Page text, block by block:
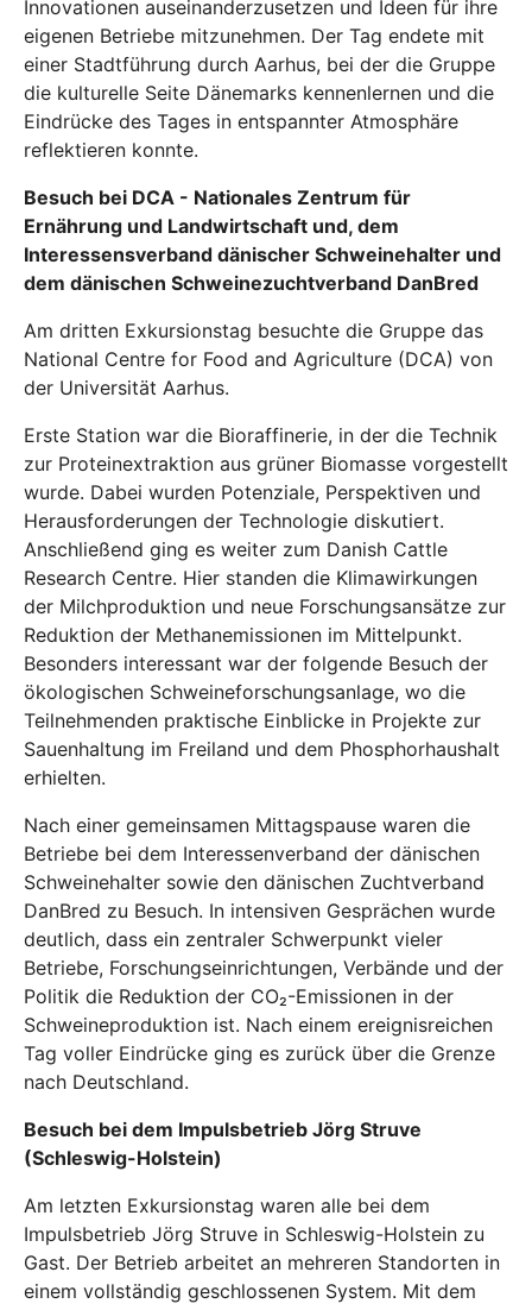
Innovationen auseinanderzusetzen und Ideen für ihre
eigenen Betriebe mitzunehmen. Der Tag endete mit
einer Stadtführung durch Aarhus, bei der die Gruppe
die kulturelle Seite Dänemarks kennenlernen und die
Eindrücke des Tages in entspannter Atmosphäre
reflektieren konnte.
Besuch bei DCA - Nationales Zentrum für
Ernährung und Landwirtschaft und, dem
Interessensverband dänischer Schweinehalter und
dem dänischen Schweinezuchtverband DanBred
Am dritten Exkursionstag besuchte die Gruppe das
National Centre for Food and Agriculture (DCA) von
der Universität Aarhus.
Erste Station war die Bioraffinerie, in der die Technik
zur Proteinextraktion aus grüner Biomasse vorgestellt
wurde. Dabei wurden Potenziale, Perspektiven und
Herausforderungen der Technologie diskutiert.
Anschließend ging es weiter zum Danish Cattle
Research Centre. Hier standen die Klimawirkungen
der Milchproduktion und neue Forschungsansätze zur
Reduktion der Methanemissionen im Mittelpunkt.
Besonders interessant war der folgende Besuch der
ökologischen Schweineforschungsanlage, wo die
Teilnehmenden praktische Einblicke in Projekte zur
Sauenhaltung im Freiland und dem Phosphorhaushalt
erhielten.
Nach einer gemeinsamen Mittagspause waren die
Betriebe bei dem Interessenverband der dänischen
Schweinehalter sowie den dänischen Zuchtverband
DanBred zu Besuch. In intensiven Gesprächen wurde
deutlich, dass ein zentraler Schwerpunkt vieler
Betriebe, Forschungseinrichtungen, Verbände und der
Politik die Reduktion der CO₂-Emissionen in der
Schweineproduktion ist. Nach einem ereignisreichen
Tag voller Eindrücke ging es zurück über die Grenze
nach Deutschland.
Besuch bei dem Impulsbetrieb Jörg Struve
(Schleswig-Holstein)
Am letzten Exkursionstag waren alle bei dem
Impulsbetrieb Jörg Struve in Schleswig-Holstein zu
Gast. Der Betrieb arbeitet an mehreren Standorten in
einem vollständig geschlossenen System. Mit dem